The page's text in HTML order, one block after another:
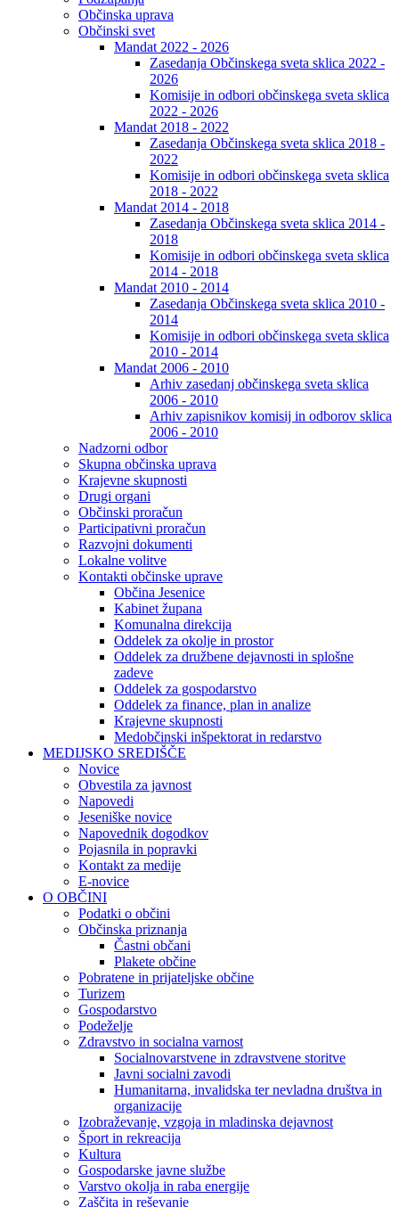
Občinska uprava
Občinski svet
Mandat 2022 - 2026
Zasedanja Občinskega sveta sklica 2022 -
2026
Komisije in odbori občinskega sveta sklica
2022 - 2026
Mandat 2018 - 2022
Zasedanja Občinskega sveta sklica 2018 -
2022
Komisije in odbori občinskega sveta sklica
2018 - 2022
Mandat 2014 - 2018
Zasedanja Občinskega sveta sklica 2014 -
2018
Komisije in odbori občinskega sveta sklica
2014 - 2018
Mandat 2010 - 2014
Zasedanja Občinskega sveta sklica 2010 -
2014
Komisije in odbori občinskega sveta sklica
2010 - 2014
Mandat 2006 - 2010
Arhiv zasedanj občinskega sveta sklica
2006 - 2010
Arhiv zapisnikov komisij in odborov sklica
2006 - 2010
Nadzorni odbor
Skupna občinska uprava
Krajevne skupnosti
Drugi organi
Občinski proračun
Participativni proračun
Razvojni dokumenti
Lokalne volitve
Kontakti občinske uprave
Občina Jesenice
Kabinet župana
Komunalna direkcija
Oddelek za okolje in prostor
Oddelek za družbene dejavnosti in splošne
zadeve
Oddelek za gospodarstvo
Oddelek za finance, plan in analize
Krajevne skupnosti
Medobčinski inšpektorat in redarstvo
MEDIJSKO SREDIŠČE
Novice
Obvestila za javnost
Napovedi
Jeseniške novice
Napovednik dogodkov
Pojasnila in popravki
Kontakt za medije
E-novice
O OBČINI
Podatki o občini
Občinska priznanja
Častni občani
Plakete občine
Pobratene in prijateljske občine
Turizem
Gospodarstvo
Podeželje
Zdravstvo in socialna varnost
Socialnovarstvene in zdravstvene storitve
Javni socialni zavodi
Humanitarna, invalidska ter nevladna društva in
organizacije
Izobraževanje, vzgoja in mladinska dejavnost
Šport in rekreacija
Kultura
Gospodarske javne službe
Varstvo okolja in raba energije
Zaščita in reševanje